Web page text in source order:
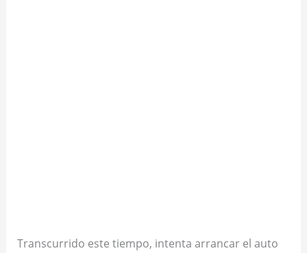
Transcurrido este tiempo, intenta arrancar el auto